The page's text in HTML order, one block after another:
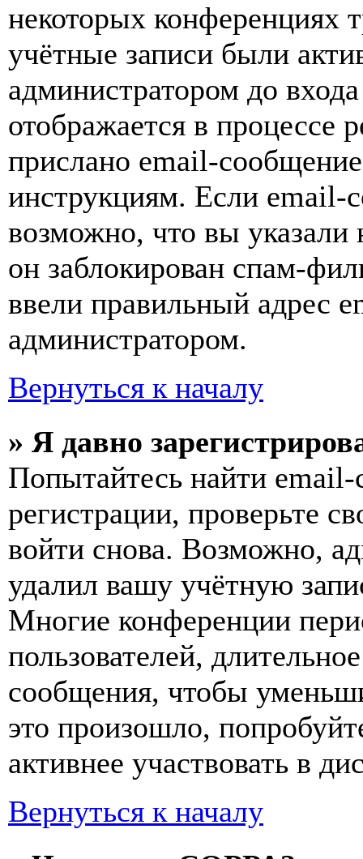
некоторых конференциях
учётные записи были
администратором до
отображается в процессе
прислано email-
инструкциям. Если email-
возможно, что вы
он заблокирован спам-
ввели правильный адрес
администратором.
Вернуться к началу
» Я давно
Попытайтесь найти
регистрации, проверьте
войти снова. Возможно,
удалил вашу учётную
Многие конференции
пользователей,
сообщения, чтобы
это произошло,
активнее участвовать в
Вернуться к началу